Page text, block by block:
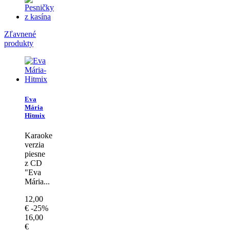
Zľavnené
produkty
Eva
Mária
Hitmix
Karaoke
verzia
piesne
z CD
"Eva
Mária...
12,00
€ -25%
16,00
€